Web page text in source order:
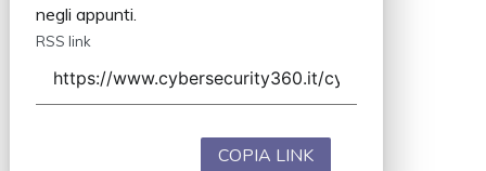
negli appunti.
RSS link
COPIA LINK